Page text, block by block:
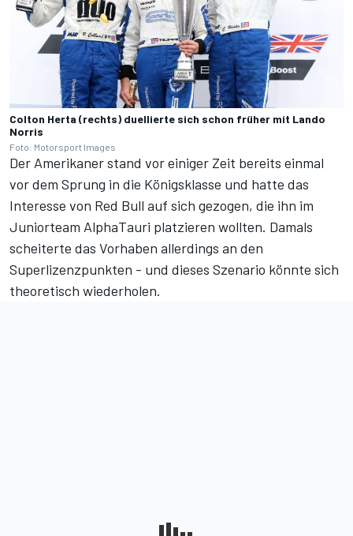
Colton Herta (rechts) duellierte sich schon früher mit Lando
Norris
Foto: Motorsport Images
Der Amerikaner stand vor einiger Zeit bereits einmal
vor dem Sprung in die Königsklasse und hatte das
Interesse von Red Bull auf sich gezogen, die ihn im
Juniorteam AlphaTauri platzieren wollten. Damals
scheiterte das Vorhaben allerdings an den
Superlizenzpunkten - und dieses Szenario könnte sich
theoretisch wiederholen.